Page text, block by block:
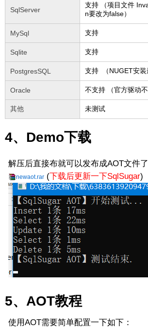
SqlServer
支持 （项目文件
n要改为false）
MySql 支持
Sqlite 支持
PostgresSQL 支持 （NUGET安装
Oracle 不支持 （官方驱动不
其他 未测试
4、Demo下载
解压后直接布就可以发布成AOT文件了
newaot.rar(下载后更新一下SqlSugar)
5、AOT教程
使用AOT需要简单配置一下如下：